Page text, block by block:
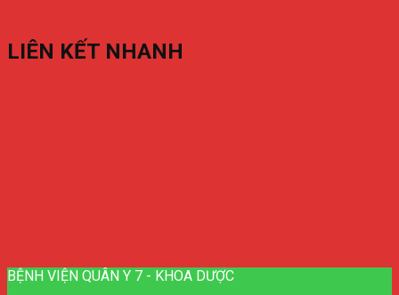
LIÊN KẾT NHANH
BỆNH VIỆN QUÂN Y 7 - KHOA DƯỢC